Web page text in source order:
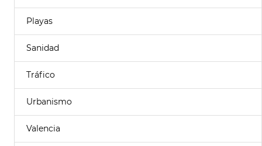
Playas
Sanidad
Tráfico
Urbanismo
Valencia